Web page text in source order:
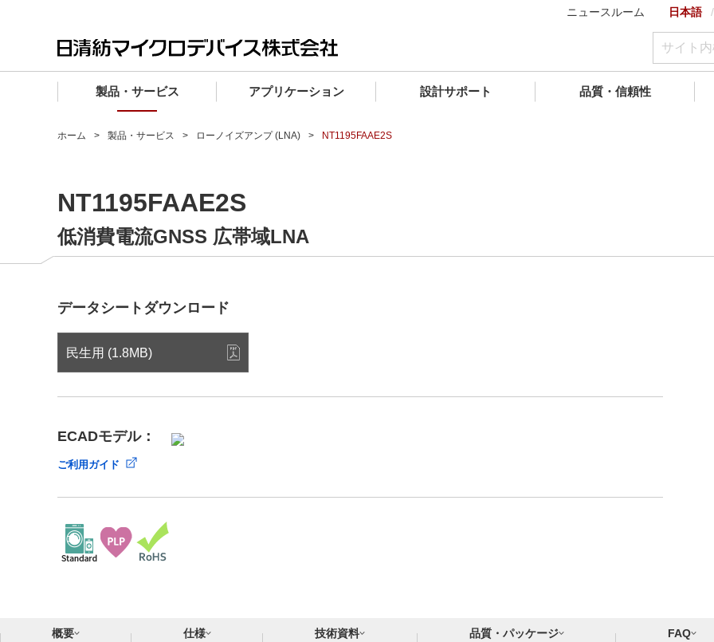
ニュースルーム 日本語
製品・サービス
マイクロ波製品
ファウンドリサービス
MUSESオフィシャルWebサイト
クロスリファレンス検索
アプリケーション
車載機器向けIC
産業機器向けIC
設計サポート
マイクロ波製品
設計フローから探す (電子デバイス)
品質・信頼性
電子デバイス製品
マイクロ波製品
マイクロ波製品
企業理念
会社概要
サステナビリティ
ホーム 製品・サービス ローノイズアンプ (LNA) NT1195FAAE2S
NT1195FAAE2S
低消費電流GNSS 広帯域LNA
データシートダウンロード
民生用 (1.8MB)
ECADモデル：
ご利用ガイド
概要 仕様 技術資料 品質・パッケージ FAQ